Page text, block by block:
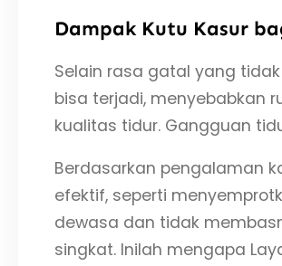
Dampak Kutu Kasur
Selain rasa gatal yang
bisa terjadi, menyebabkan
kualitas tidur. Gangguan
Berdasarkan pengalaman
efektif, seperti
dewasa dan tidak
singkat. Inilah mengapa